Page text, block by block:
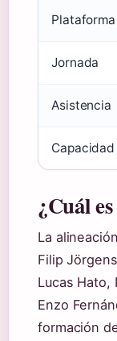
Jornada
Asistencia
¿Cuál
La
Filip
Lucas Hato,
Enzo
formación